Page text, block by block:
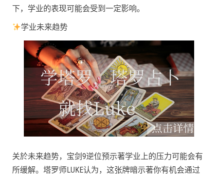
下，学业的表现可能会受到一定影响。
学业未来趋势
关於未来趋势，宝剑9逆位预示著学业上的压力可能会有
所缓解。塔罗师LUKE认为，这张牌暗示著你有机会通过